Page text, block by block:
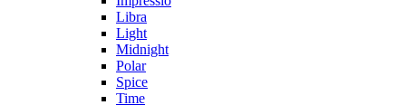
Libra
Light
Midnight
Polar
Spice
Time